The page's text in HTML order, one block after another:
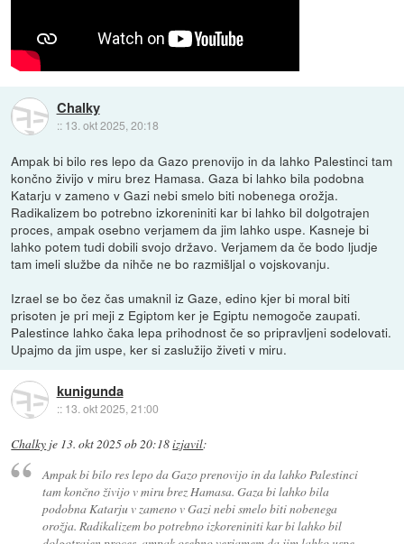
Chalky
:: 13. okt 2025, 20:18
Ampak bi bilo res lepo da Gazo prenovijo in da lahko Palestinci tam
končno živijo v miru brez Hamasa. Gaza bi lahko bila podobna
Katarju v zameno v Gazi nebi smelo biti nobenega orožja.
Radikalizem bo potrebno izkoreniniti kar bi lahko bil dolgotrajen
proces, ampak osebno verjamem da jim lahko uspe. Kasneje bi
lahko potem tudi dobili svojo državo. Verjamem da če bodo ljudje
tam imeli službe da nihče ne bo razmišljal o vojskovanju.
Izrael se bo čez čas umaknil iz Gaze, edino kjer bi moral biti
prisoten je pri meji z Egiptom ker je Egiptu nemogoče zaupati.
Palestince lahko čaka lepa prihodnost če so pripravljeni sodelovati.
Upajmo da jim uspe, ker si zaslužijo živeti v miru.
kunigunda
:: 13. okt 2025, 21:00
Chalky je 13. okt 2025 ob 20:18izjavil:
Ampak bi bilo res lepo da Gazo prenovijo in da lahko Palestinci
tam končno živijo v miru brez Hamasa. Gaza bi lahko bila
podobna Katarju v zameno v Gazi nebi smelo biti nobenega
orožja. Radikalizem bo potrebno izkoreniniti kar bi lahko bil